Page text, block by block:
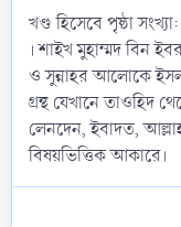
খণ্ড হিসেবে পৃষ্ঠা
। শাইখ মুহাম্মদ বিন
ও সুন্নাহর আলোকে
গ্রন্থ যেখানে
লেনদেন, ইবাদত,
বিষয়ভিত্তিক আকারে।